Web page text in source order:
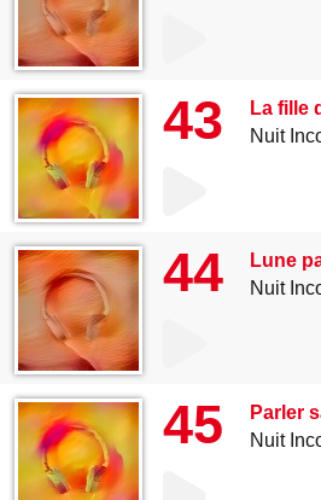
43
La fille
Nuit
44
Lune
Nuit
45
Parler
Nuit